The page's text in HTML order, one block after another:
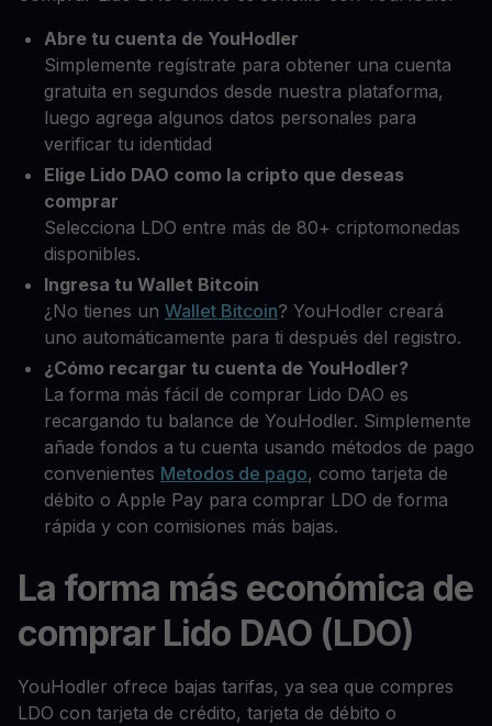
Abre tu cuenta de YouHodler
Simplemente regístrate para obtener una cuenta
gratuita en segundos desde nuestra plataforma,
luego agrega algunos datos personales para
verificar tu identidad
Elige Lido DAO como la cripto que deseas
comprar
Selecciona LDO entre más de 80+ criptomonedas
disponibles.
Ingresa tu Wallet Bitcoin
¿No tienes un Wallet Bitcoin? YouHodler creará
uno automáticamente para ti después del registro.
¿Cómo recargar tu cuenta de YouHodler?
La forma más fácil de comprar Lido DAO es
recargando tu balance de YouHodler. Simplemente
añade fondos a tu cuenta usando métodos de pago
convenientes Metodos de pago, como tarjeta de
débito o Apple Pay para comprar LDO de forma
rápida y con comisiones más bajas.
La forma más económica de
comprar Lido DAO (LDO)
YouHodler ofrece bajas tarifas, ya sea que compres
LDO con tarjeta de crédito, tarjeta de débito o